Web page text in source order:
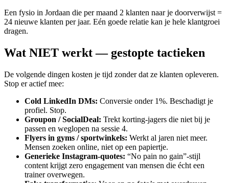
Een fysio in Jordaan die per maand 2 klanten naar je doorverwijst =
24 nieuwe klanten per jaar. Eén goede relatie kan je hele klantgroei
dragen.
Wat NIET werkt — gestopte tactieken
De volgende dingen kosten je tijd zonder dat ze klanten opleveren.
Stop er actief mee:
Cold LinkedIn DMs: Conversie onder 1%. Beschadigt je
profiel. Stop.
Groupon / SocialDeal: Trekt korting-jagers die niet bij je
passen en weglopen na sessie 4.
Flyers in gyms / sportwinkels: Werkt al jaren niet meer.
Mensen zoeken online, niet op een papiertje.
Generieke Instagram-quotes: “No pain no gain”-stijl
content krijgt zero engagement van mensen die écht een
trainer overwegen.